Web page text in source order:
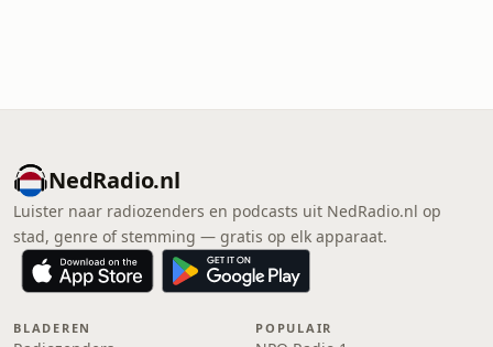
NedRadio.nl
Luister naar radiozenders en podcasts uit NedRadio.nl op
stad, genre of stemming — gratis op elk apparaat.
BLADEREN POPULAIR